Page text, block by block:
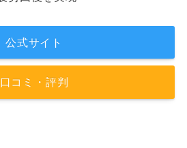
公式サイト
口コミ・評判